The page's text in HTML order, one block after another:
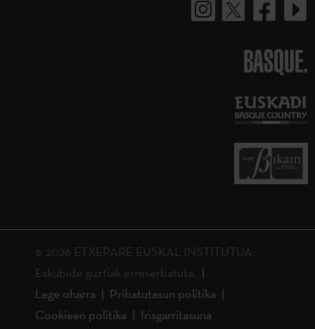
BASQUE.
© 2026 ETXEPARE EUSKAL INSTITUTUA.
Eskubide guztiak erreserbatuta.
Lege oharra
Pribatutasun politika
Cookieen politika
Irisgarritasuna